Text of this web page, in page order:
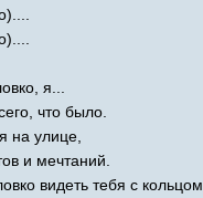
я...
что было.
на улице,
и мечтаний.
видеть тебя с кольцом